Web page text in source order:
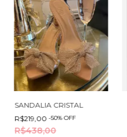
SANDALIA CRISTAL
R$219,00 -50%OFF
R$438,00